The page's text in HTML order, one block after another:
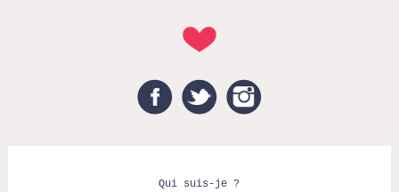
FacebookTwitter
Qui suis-je ?